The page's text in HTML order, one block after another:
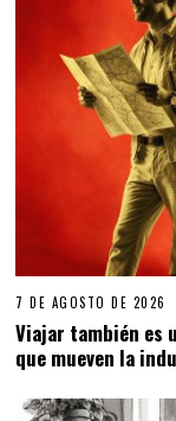
7 DE AGOSTO DE 2026
Viajar también es
que mueven la